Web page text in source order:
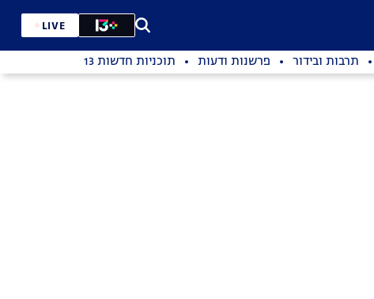
LIVE
תרבות ובידור פרשנות ודעות תוכניות חדשות 13